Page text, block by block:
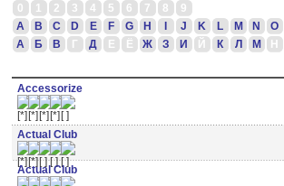
0 1 2 3 4 5 6 7 8
9
A
B C D E F G H J K L M N
O
А
Б В Г Д Е Ё Ж З И Й К Л М Н
Accessorize
Actuаl Club
Actuаl Club